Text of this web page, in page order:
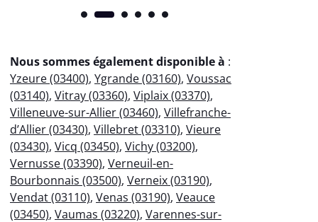
Nous sommes également disponible à :
Yzeure (03400), Ygrande (03160), Voussac
(03140), Vitray (03360), Viplaix (03370),
Villeneuve-sur-Allier (03460), Villefranche-
d’Allier (03430), Villebret (03310), Vieure
(03430), Vicq (03450), Vichy (03200),
Vernusse (03390), Verneuil-en-
Bourbonnais (03500), Verneix (03190),
Vendat (03110), Venas (03190), Veauce
(03450), Vaumas (03220), Varennes-sur-